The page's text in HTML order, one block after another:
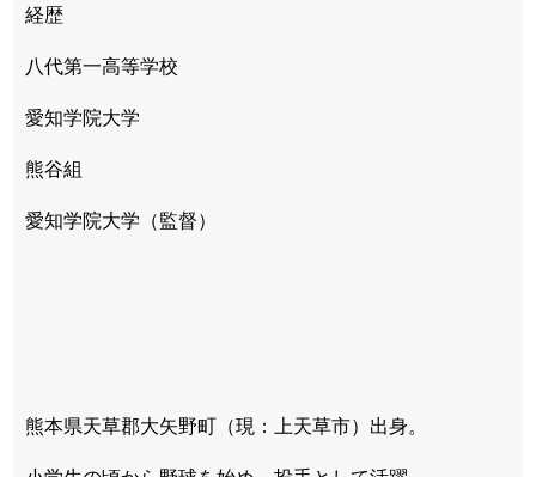
経歴
八代第一高等学校
愛知学院大学
熊谷組
愛知学院大学（監督）
熊本県天草郡大矢野町（現：上天草市）出身。